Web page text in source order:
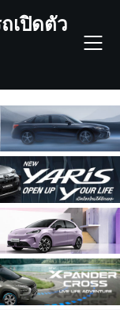
เปิดตัว